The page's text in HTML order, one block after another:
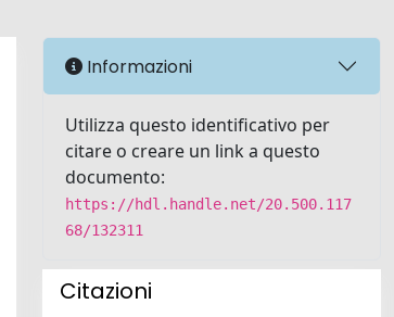
Informazioni
Utilizza questo identificativo per
citare o creare un link a questo
documento:
https://hdl.handle.net/20.500.117
68/132311
Citazioni